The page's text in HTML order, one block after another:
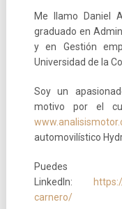
Me llamo Daniel
graduado en
y en Gestión
Universidad de la
Soy un
motivo por el
automovilístico
LinkedIn:
carnero/